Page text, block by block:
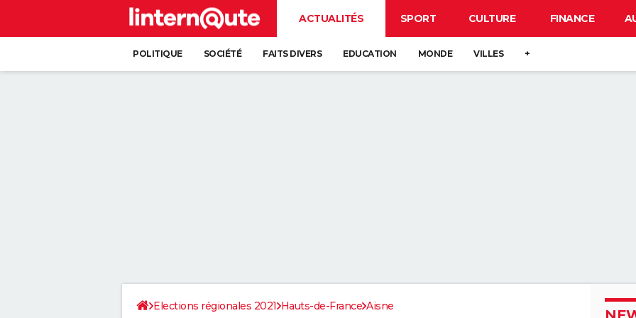
ACTUALITÉS SPORT CULTURE FINANCE
POLITIQUE SOCIÉTÉ FAITS DIVERS EDUCATION MONDE VILLES +
Elections régionales 2021 Hauts-de-France Aisne